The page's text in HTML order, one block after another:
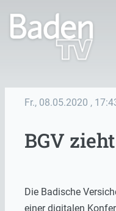
Fr., 08.05.2020 ,
BGV
Die Badische
einer digitalen